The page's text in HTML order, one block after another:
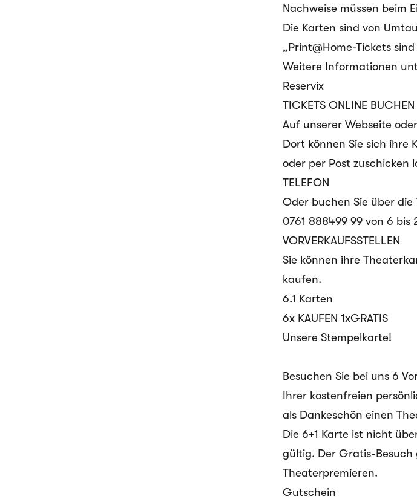
Nachweise müssen beim
Die Karten sind von
„Print@Home-Tickets
Weitere Informationen
Reservix
TICKETS ONLINE BUCHEN
Auf unserer Webseite oder
Dort können Sie sich ihre
oder per Post zuschicken
TELEFON
Oder buchen Sie über die
0761 888499 99von 6 bis
VORVERKAUFSSTELLEN
Sie können ihre
kaufen.
6.1 Karten
6x KAUFEN 1xGRATIS
Unsere Stempelkarte!
Besuchen Sie bei uns 6
Ihrer kostenfreien
als Dankeschön einen
Die 6+1 Karte ist nicht
gültig. Der Gratis-
Theaterpremieren.
Gutschein